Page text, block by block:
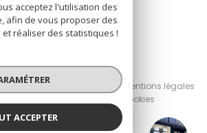
DOHM Firminy
| Tous droits réservés
Nos partenaires
Mentions légales
Cookies
acceptez l'utilisation des
afin de vous proposer des
réaliser des statistiques !
ACCEPTER